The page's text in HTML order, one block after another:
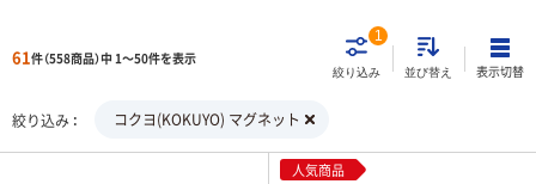
61件（558商品）中 1～50件を表示
絞り込み
1
並び替え 表示切替
絞り込み コクヨ(KOKUYO) マグネット
人気商品